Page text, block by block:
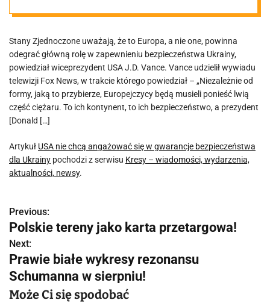
dla Ukrainy
Stany Zjednoczone uważają, że to Europa, a nie one, powinna
odegrać główną rolę w zapewnieniu bezpieczeństwa Ukrainy,
powiedział wiceprezydent USA J.D. Vance. Vance udzielił wywiadu
telewizji Fox News, w trakcie którego powiedział – „Niezależnie od
formy, jaką to przybierze, Europejczycy będą musieli ponieść lwią
część ciężaru. To ich kontynent, to ich bezpieczeństwo, a prezydent
[Donald […]
Artykuł USA nie chcą angażować się w gwarancje bezpieczeństwa
dla Ukrainy pochodzi z serwisu Kresy – wiadomości, wydarzenia,
aktualności, newsy.
N
a
w
i
Previous:
Polskie tereny jako karta przetargowa!
Next:
Prawie białe wykresy rezonansu
Schumanna w sierpniu!
Może Ci się spodobać